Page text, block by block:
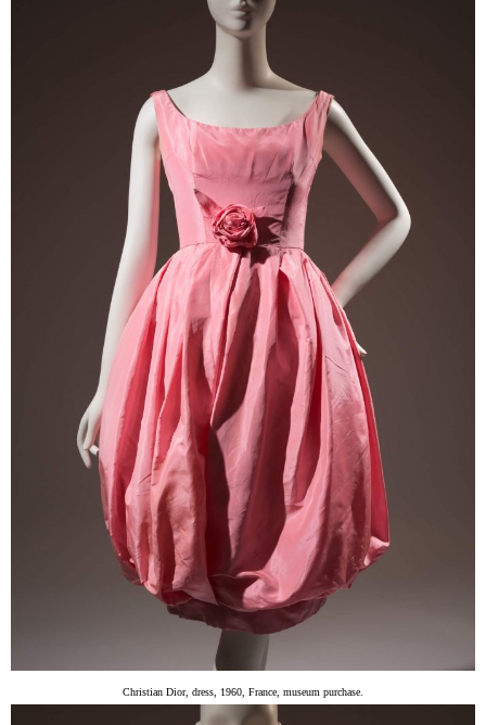
Christian Dior, dress, 1960, France, museum purchase.